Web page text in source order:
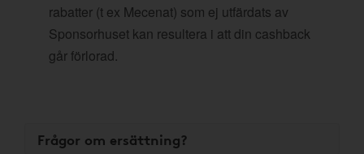
rabatter (t ex Mecenat) som ej utfärdats av
Sponsorhuset kan resultera i att din cashback
går förlorad.
Frågor om ersättning?